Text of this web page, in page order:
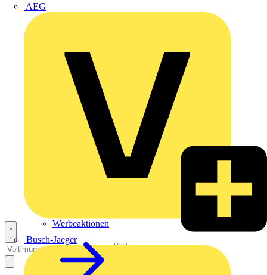
AEG
Busch-Jaeger
Werbeaktionen